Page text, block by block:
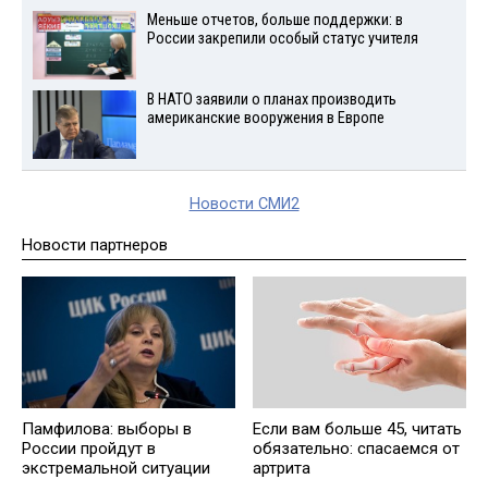
Меньше отчетов, больше поддержки: в
России закрепили особый статус учителя
В НАТО заявили о планах производить
американские вооружения в Европе
Новости СМИ2
Новости партнеров
Памфилова: выборы в
России пройдут в
экстремальной ситуации
Если вам больше 45, читать
обязательно: спасаемся от
артрита